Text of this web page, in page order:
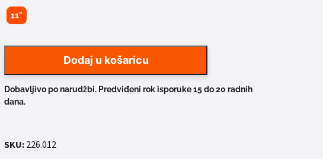
11"
Dodaj u košaricu
Dobavljivo po narudžbi. Predviđeni rok isporuke 15 do 20 radnih
dana.
SKU:226.012